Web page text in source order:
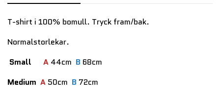
T-shirt i 100% bomull. Tryck fram/bak.
Normalstorlekar.
Small
A 44cm B 68cm
Medium A 50cm B 72cm